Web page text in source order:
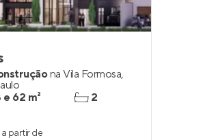
na Vila Formosa,
e 62 m²
2
partir de